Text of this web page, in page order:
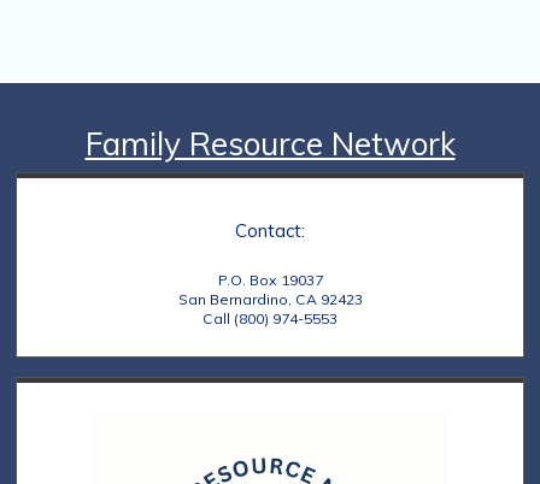
Family Resource Network
Contact:
P.O. Box 19037
San Bernardino, CA 92423
Call (800) 974-5553